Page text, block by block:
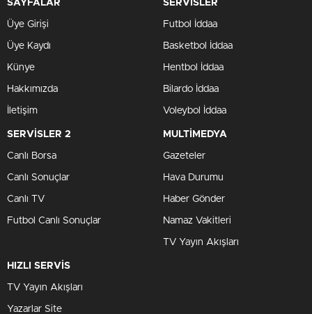
SAYFALAR
Üye Girişi
Üye Kaydı
Künye
Hakkımızda
İletişim
SERVİSLER
Futbol İddaa
Basketbol İddaa
Hentbol İddaa
Bilardo İddaa
Voleybol İddaa
SERVİSLER 2
Canlı Borsa
Canlı Sonuçlar
Canlı TV
Futbol Canlı Sonuçlar
MULTİMEDYA
Gazeteler
Hava Durumu
Haber Gönder
Namaz Vakitleri
TV Yayın Akışları
HIZLI SERVİS
TV Yayın Akışları
Yazarlar Site